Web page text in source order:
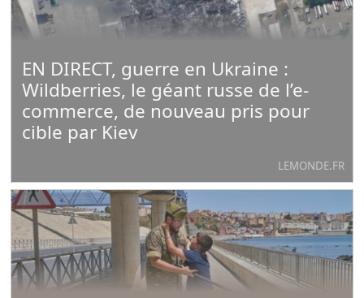
EN DIRECT, guerre en Ukraine :
Wildberries, le géant russe de l’e-
commerce, de nouveau pris pour
cible par Kiev
LEMONDE.FR